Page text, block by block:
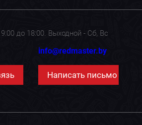
до 18:00. Выходной - Сб, Вс
info@redmaster.by
Написать письмо